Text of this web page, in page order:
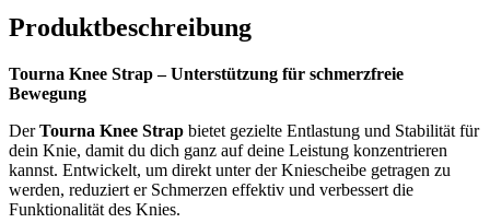
Produktbeschreibung
Tourna Knee Strap – Unterstützung für schmerzfreie
Bewegung
DerTourna Knee Strap bietet gezielte Entlastung und Stabilität für
dein Knie, damit du dich ganz auf deine Leistung konzentrieren
kannst. Entwickelt, um direkt unter der Kniescheibe getragen zu
werden, reduziert er Schmerzen effektiv und verbessert die
Funktionalität des Knies.